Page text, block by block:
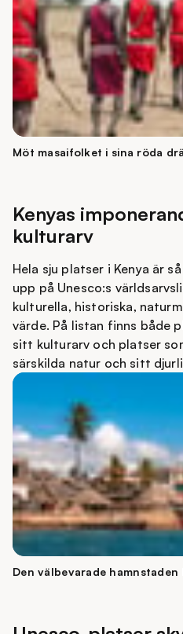
Möt masaifolket i sina röda
Kenyas
kulturarv
Hela sju platser i Kenya är
upp på Unesco:s
kulturella, historiska,
värde. På listan finns både
sitt kulturarv och platser
särskilda natur och sitt
Den välbevarade hamnstaden